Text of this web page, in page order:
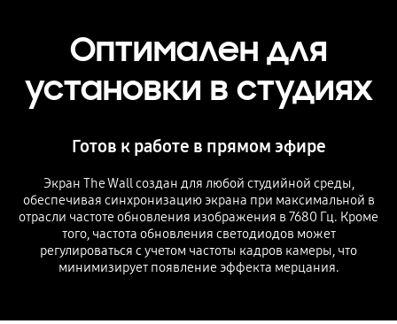
Оптимален для
установки в студиях
Готов к работе в прямом эфире
Экран The Wall создан для любой студийной среды,
обеспечивая синхронизацию экрана при максимальной в
отрасли частоте обновления изображения в 7680 Гц. Кроме
того, частота обновления светодиодов может
регулироваться с учетом частоты кадров камеры, что
минимизирует появление эффекта мерцания.